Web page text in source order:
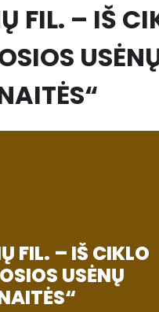
FIL. – IŠ
FIL. – IŠ CIKLO
USĖNŲ